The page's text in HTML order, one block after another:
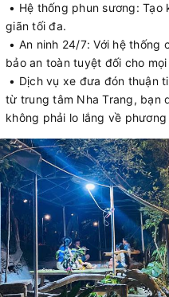
• Hệ thống phun sương:
giãn tối đa.
• An ninh 24/7: Với hệ thống
bảo an toàn tuyệt đối cho
• Dịch vụ xe đưa đón thuận
từ trung tâm Nha Trang, bạn
không phải lo lắng về phương